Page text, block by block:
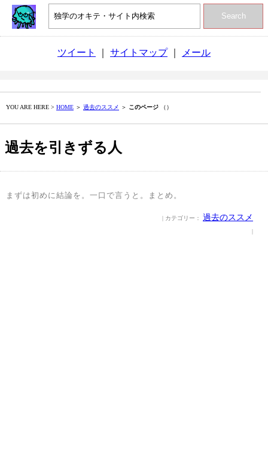
Search
ツイート サイトマップ｜ メール
YOU ARE HERE > HOME ＞ 過去のススメ ＞ このページ （）
過去を引きずる人
まずは初めに結論を。一口で言うと。まとめ。
| カテゴリー： 過去のススメ
|